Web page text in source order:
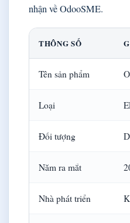
nhận về OdooSME.
THÔNG SỐ
Tên sản phẩm
Loại
Đối tượng
Năm ra mắt
Nhà phát triển